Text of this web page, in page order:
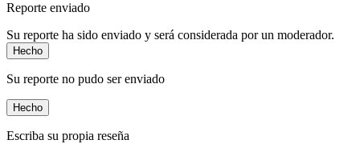
Reporte enviado
Su reporte ha sido enviado y será considerada por un moderador.
Hecho
Su reporte no pudo ser enviado
Hecho
Escriba su propia reseña